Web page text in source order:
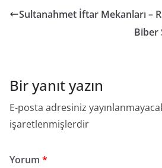
Sultanahmet İftar Mekanları –
Biber
Bir yanıt yazın
E-posta adresiniz
işaretlenmişlerdir
Yorum *